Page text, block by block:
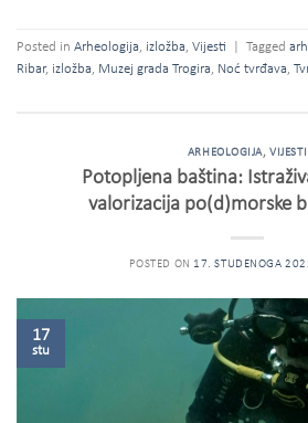
Posted in Arheologija, izložba, Vijesti Tagged
Ribar, izložba, Muzej grada Trogira, Noć tvrđava,
ARHEOLOGIJA,VIJESTI
Potopljena baština:
valorizacija po(d)morske
POSTED ON 17. STUDENOGA
17
stu